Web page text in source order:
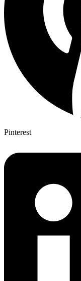
Pinterest